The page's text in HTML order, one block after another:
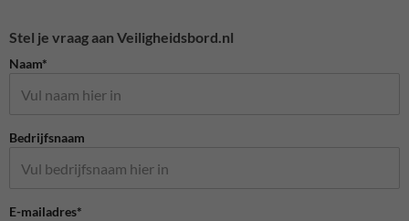
Stel je vraag aan Veiligheidsbord.nl
Naam*
Bedrijfsnaam
E-mailadres*